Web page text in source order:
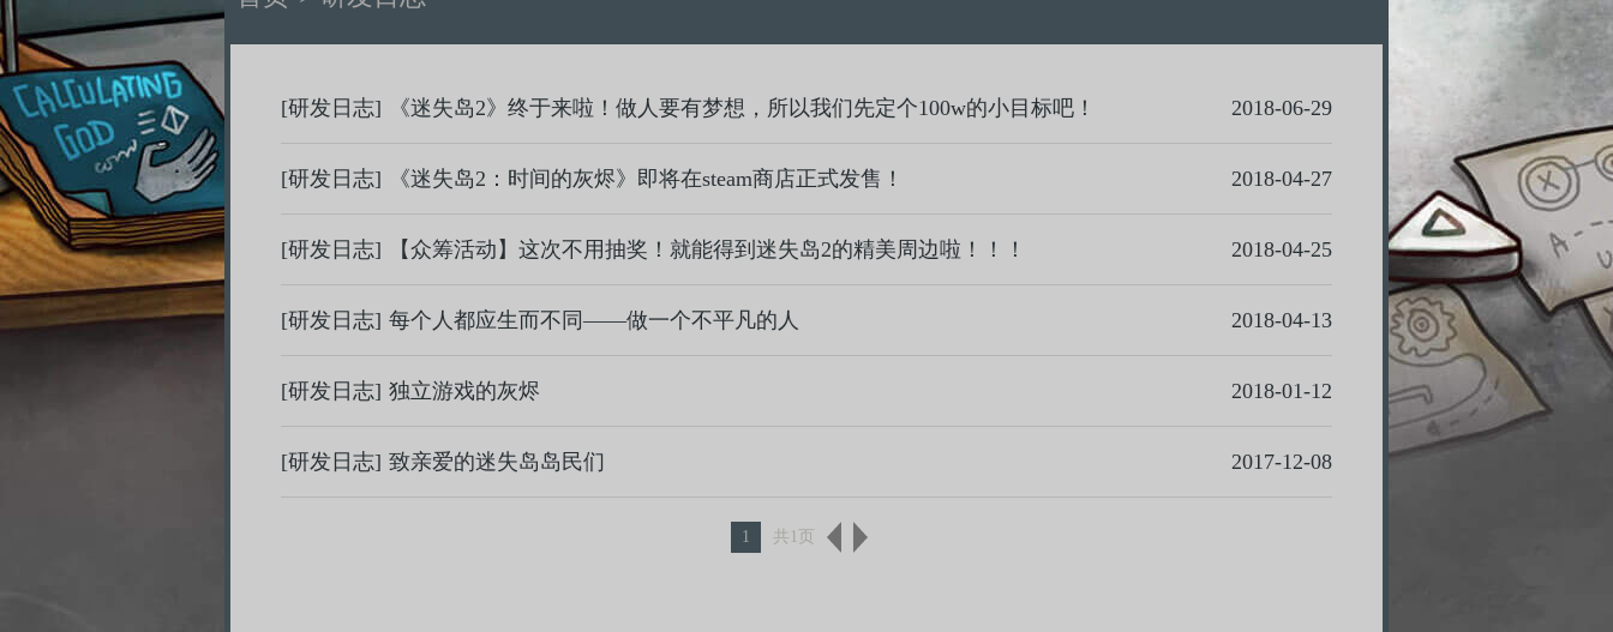
[研发日志] 《迷失岛2》终于来啦！做人要有梦想，所以我们先定个100w的小目标吧！ 2018-06-29
[研发日志] 《迷失岛2：时间的灰烬》即将在steam商店正式发售！ 2018-04-27
[研发日志] 【众筹活动】这次不用抽奖！就能得到迷失岛2的精美周边啦！！！ 2018-04-25
[研发日志] 每个人都应生而不同——做一个不平凡的人 2018-04-13
[研发日志] 独立游戏的灰烬 2018-01-12
[研发日志] 致亲爱的迷失岛岛民们 2017-12-08
1 共1页